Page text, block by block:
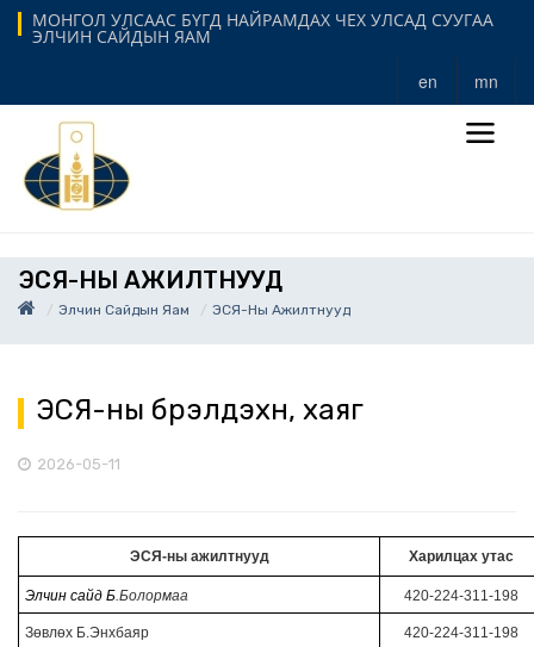
МОНГОЛ УЛСААС БҮГД НАЙРАМДАХ ЧЕХ УЛСАД СУУГАА
ЭЛЧИН САЙДЫН ЯАМ
en mn
ЭСЯ-НЫ АЖИЛТНУУД
Элчин Сайдын Яам ЭСЯ-Ны Ажилтнууд
ЭСЯ-ны бүрэлдэхүүн, хаяг
2026-05-11
ЭСЯ-ны ажилтнууд Харилцах утас
Элчин сайд Б.Болормаа 420-224-311-198
Зөвлөх Б.Энхбаяр 420-224-311-198